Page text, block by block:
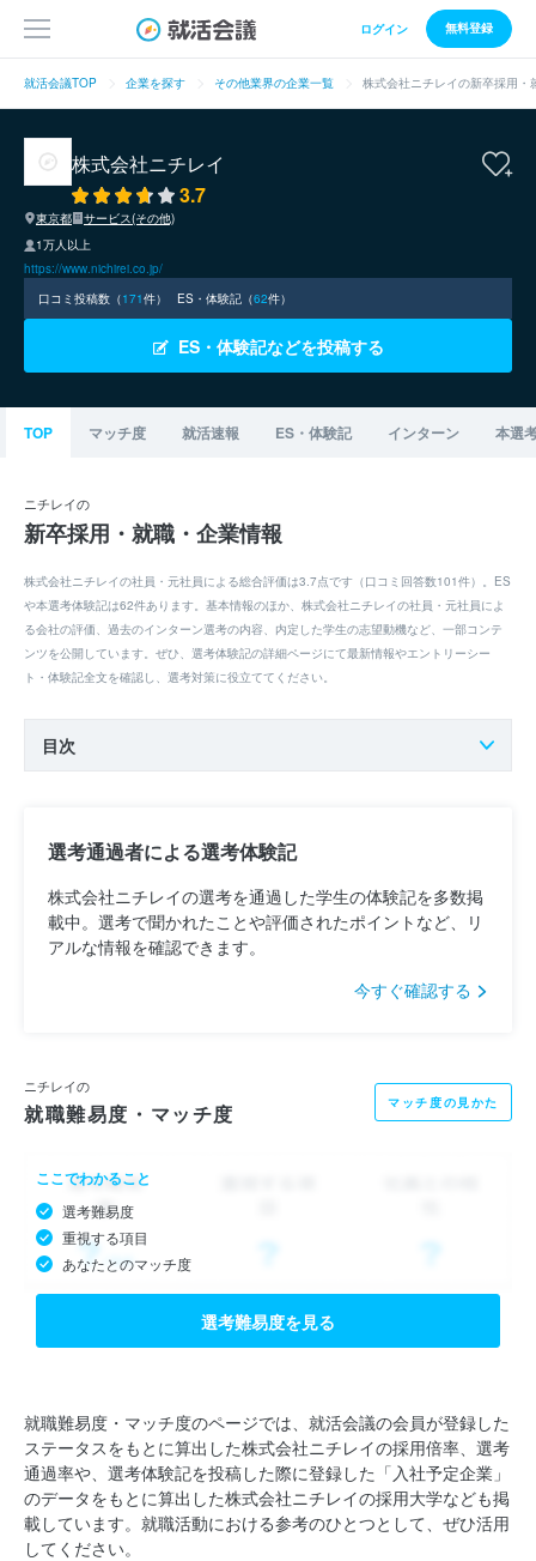
ログイン 無料登録
就活会議TOP 企業を探す その他業界の企業一覧 株式会社ニチレイの新卒採用・
株式会社ニチレイ
3.7
東京都
サービス(その他)
1万人以上
https://www.nichirei.co.jp/
口コミ投稿数（171件） ES・体験記（62件）
ES・体験記などを投稿する
TOP マッチ度 就活速報 ES・体験記 インターン 本選
ニチレイの
新卒採用・就職・企業情報
株式会社ニチレイの社員・元社員による総合評価は3.7点です（口コミ回答数101件）。ES
や本選考体験記は62件あります。基本情報のほか、株式会社ニチレイの社員・元社員によ
る会社の評価、過去のインターン選考の内容、内定した学生の志望動機など、一部コンテ
ンツを公開しています。ぜひ、選考体験記の詳細ページにて最新情報やエントリーシー
ト・体験記全文を確認し、選考対策に役立ててください。
目次
選考通過者による選考体験記
株式会社ニチレイの選考を通過した学生の体験記を多数掲
載中。選考で聞かれたことや評価されたポイントなど、リ
アルな情報を確認できます。
今すぐ確認する
ニチレイの
就職難易度・マッチ度 マッチ度の見かた
ここでわかること
選考難易度
重視する項目
あなたとのマッチ度
選考難易度を見る
就職難易度・マッチ度のページでは、就活会議の会員が登録した
ステータスをもとに算出した株式会社ニチレイの採用倍率、選考
通過率や、選考体験記を投稿した際に登録した「入社予定企業」
のデータをもとに算出した株式会社ニチレイの採用大学なども掲
載しています。就職活動における参考のひとつとして、ぜひ活用
してください。